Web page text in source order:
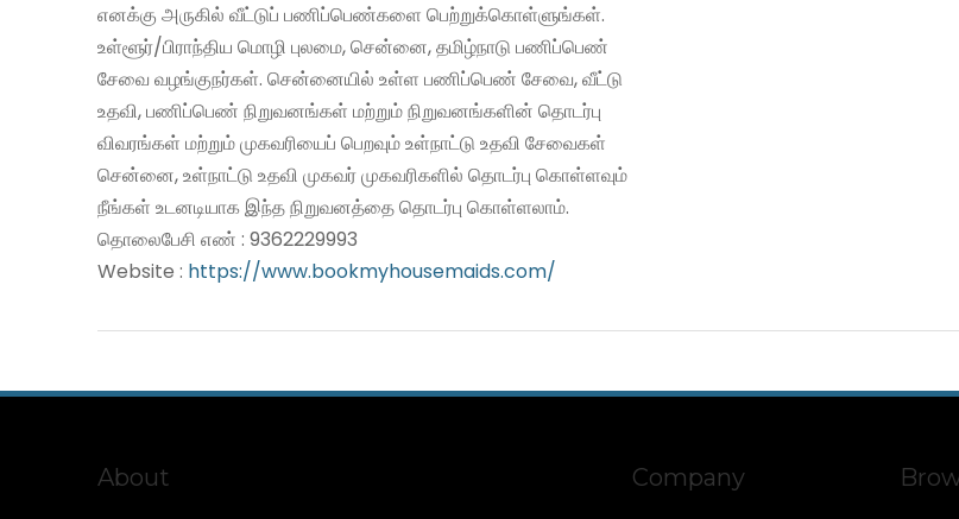
எனக்கு அருகில் வீட்டுப் பணிப்பெண்களை பெற்றுக்கொள்ளுங்கள்.
உள்ளூர்/பிராந்திய மொழி புலமை, சென்னை, தமிழ்நாடு பணிப்பெண்
சேவை வழங்குநர்கள். சென்னையில் உள்ள பணிப்பெண் சேவை, வீட்டு
உதவி, பணிப்பெண் நிறுவனங்கள் மற்றும் நிறுவனங்களின் தொடர்பு
விவரங்கள் மற்றும் முகவரியைப் பெறவும் உள்நாட்டு உதவி சேவைகள்
சென்னை, உள்நாட்டு உதவி முகவர் முகவரிகளில் தொடர்பு கொள்ளவும்
நீங்கள் உடனடியாக இந்த நிறுவனத்தை தொடர்பு கொள்ளலாம்.
தொலைபேசி எண் : 9362229993
Website : https://www.bookmyhousemaids.com/
About Company